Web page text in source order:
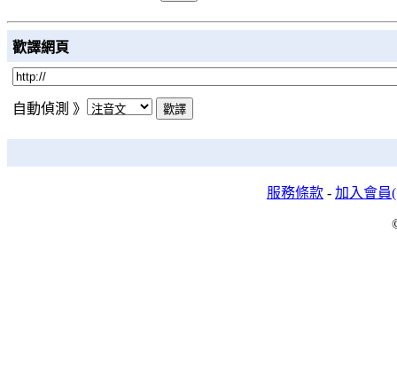
歡譯網頁
自動偵測 》
服務條款 - 加入會員